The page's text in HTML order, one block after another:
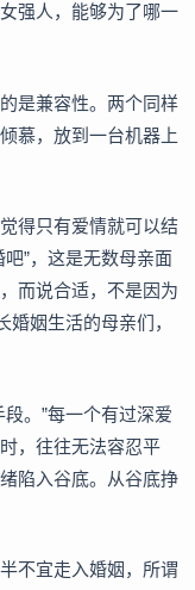
强人，能够为了哪一
是兼容性。两个同样
慕，放到一台机器上
得只有爱情就可以结
”，这是无数母亲面
而说合适，不是因为
婚姻生活的母亲们，
。”每一个有过深爱
，往往无法容忍平
陷入谷底。从谷底挣
不宜走入婚姻，所谓